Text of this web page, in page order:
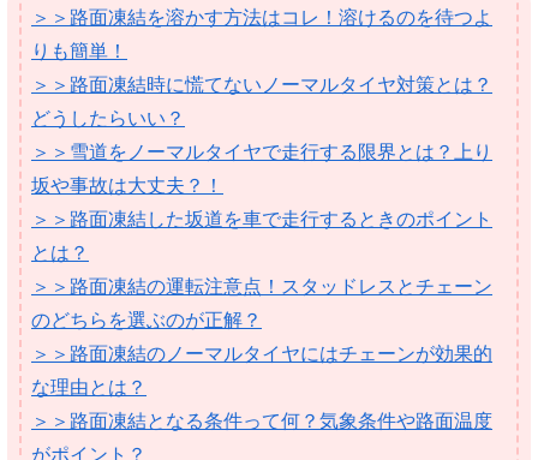
＞＞路面凍結を溶かす方法はコレ！溶けるのを待つよ
りも簡単！
＞＞路面凍結時に慌てないノーマルタイヤ対策とは？
どうしたらいい？
＞＞雪道をノーマルタイヤで走行する限界とは？上り
坂や事故は大丈夫？！
＞＞路面凍結した坂道を車で走行するときのポイント
とは？
＞＞路面凍結の運転注意点！スタッドレスとチェーン
のどちらを選ぶのが正解？
＞＞路面凍結のノーマルタイヤにはチェーンが効果的
な理由とは？
＞＞路面凍結となる条件って何？気象条件や路面温度
がポイント？